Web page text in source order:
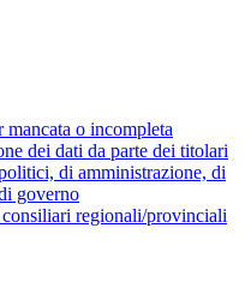
mancata o incompleta
dei dati da parte dei titolari
di amministrazione, di
governo
regionali/provinciali